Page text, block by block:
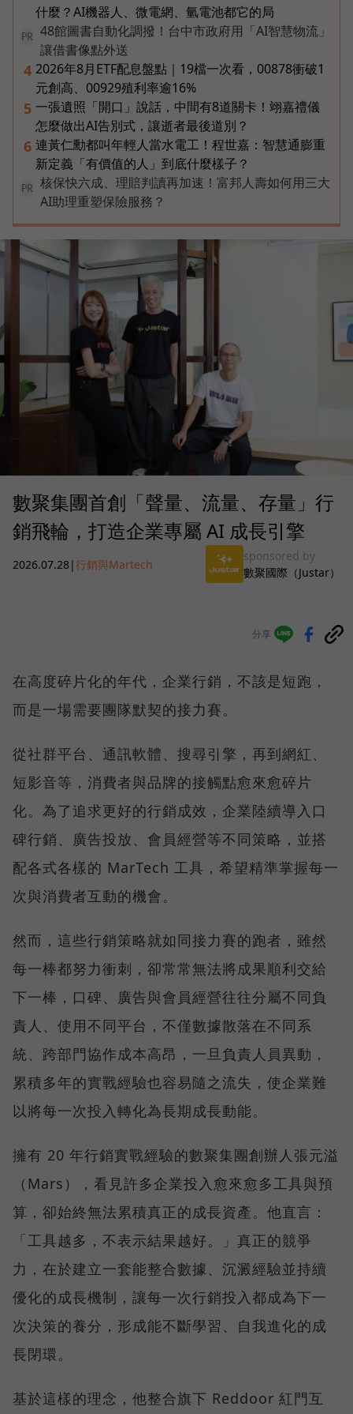
什麼？AI機器人、微電網、氫電池都它的局
PR
48館圖書自動化調撥！台中市政府用「AI智慧物流」
讓借書像點外送
4 2026年8月ETF配息盤點｜19檔一次看，00878衝破1
元創高、00929殖利率逾16%
5 一張遺照「開口」說話，中間有8道關卡！翊嘉禮儀
怎麼做出AI告別式，讓逝者最後道別？
6 連黃仁勳都叫年輕人當水電工！程世嘉：智慧通膨重
新定義「有價值的人」到底什麼樣子？
PR
核保快六成、理賠判讀再加速！富邦人壽如何用三大
AI助理重塑保險服務？
數聚集團首創「聲量、流量、存量」行
銷飛輪，打造企業專屬 AI 成長引擎
2026.07.28|行銷與Martech
sponsored by
數聚國際（Justar）
分享
在高度碎片化的年代，企業行銷，不該是短跑，
而是一場需要團隊默契的接力賽。
從社群平台、通訊軟體、搜尋引擎，再到網紅、
短影音等，消費者與品牌的接觸點愈來愈碎片
化。為了追求更好的行銷成效，企業陸續導入口
碑行銷、廣告投放、會員經營等不同策略，並搭
配各式各樣的 MarTech 工具，希望精準掌握每一
次與消費者互動的機會。
然而，這些行銷策略就如同接力賽的跑者，雖然
每一棒都努力衝刺，卻常常無法將成果順利交給
下一棒，口碑、廣告與會員經營往往分屬不同負
責人、使用不同平台，不僅數據散落在不同系
統、跨部門協作成本高昂，一旦負責人員異動，
累積多年的實戰經驗也容易隨之流失，使企業難
以將每一次投入轉化為長期成長動能。
擁有 20 年行銷實戰經驗的數聚集團創辦人張元溢
（Mars），看見許多企業投入愈來愈多工具與預
算，卻始終無法累積真正的成長資產。他直言：
「工具越多，不表示結果越好。」真正的競爭
力，在於建立一套能整合數據、沉澱經驗並持續
優化的成長機制，讓每一次行銷投入都成為下一
次決策的養分，形成能不斷學習、自我進化的成
長閉環。
基於這樣的理念，他整合旗下 Reddoor 紅門互